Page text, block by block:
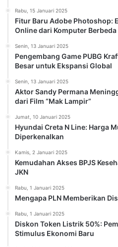
Rabu, 15 Januari 2025
Fitur Baru Adobe Photoshop:
Online dari Komputer Berbeda
Senin, 13 Januari 2025
Pengembang Game PUBG
Besar untuk Ekspansi Global
Senin, 13 Januari 2025
Aktor Sandy Permana
dari Film “Mak Lampir”
Jumat, 10 Januari 2025
Hyundai Creta N Line: Harga
Diperkenalkan
Kamis, 2 Januari 2025
Kemudahan Akses BPJS
JKN
Rabu, 1 Januari 2025
Mengapa PLN Memberikan
Rabu, 1 Januari 2025
Diskon Token Listrik 50%:
Stimulus Ekonomi Baru